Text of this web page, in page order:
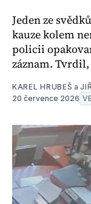
Jeden ze
kauze kolem
policii
záznam.
KAREL HRUBEŠ a
20 července 2026